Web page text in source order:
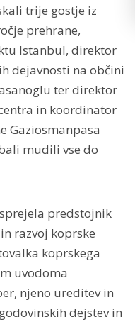
trije gostje iz
prehrane,
Istanbul, direktor
dejavnosti na občini
ter direktor
in koordinator
Gaziosmanpasa
mudili vse do
predstojnik
razvoj koprske
koprskega
uvodoma
njeno ureditev in
dejstev in